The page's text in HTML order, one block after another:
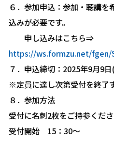
６．参加申込：参加・聴講を
込みが必要です。
申し込みはこちら⇒
https://ws.formzu.net/fgen/
７．申込締切：2025年9月9
※定員に達し次第受付を終了
８．参加方法
受付に名刺2枚をご持参くだ
受付開始 15：30～